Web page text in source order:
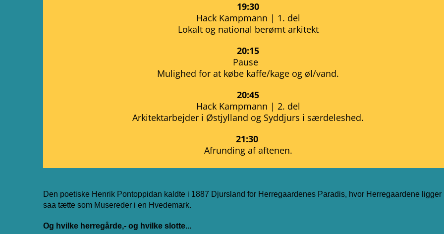
19:30
Hack Kampmann | 1. del
Lokalt og national berømt arkitekt
20:15
Pause
Mulighed for at købe kaffe/kage og øl/vand.
20:45
Hack Kampmann | 2. del
Arkitektarbejder i Østjylland og Syddjurs i særdeleshed.
21:30
Afrunding af aftenen.
Den poetiske Henrik Pontoppidan kaldte i 1887 Djursland for Herregaardenes Paradis, hvor Herregaardene ligger
saa tætte som Musereder i en Hvedemark.
Og hvilke herregårde,- og hvilke slotte...